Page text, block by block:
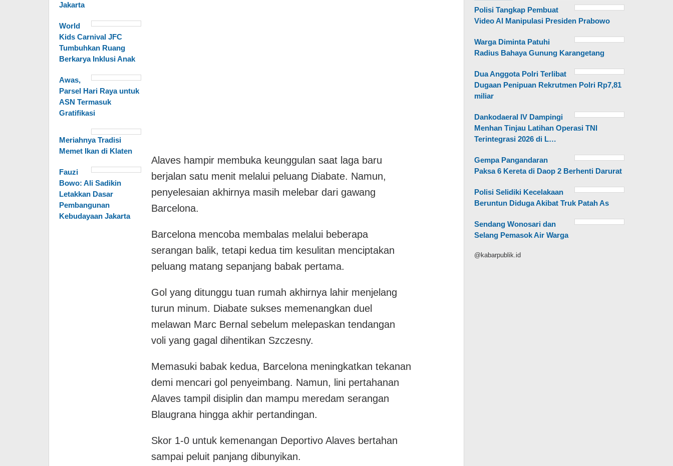
Jakarta
World
Kids Carnival JFC
Tumbuhkan Ruang
Berkarya Inklusi Anak
Awas,
Parsel Hari Raya untuk
ASN Termasuk
Gratifikasi
Meriahnya Tradisi
Memet Ikan di Klaten
Fauzi
Bowo: Ali Sadikin
Letakkan Dasar
Pembangunan
Kebudayaan Jakarta
Alaves hampir membuka keunggulan saat laga baru
berjalan satu menit melalui peluang Diabate. Namun,
penyelesaian akhirnya masih melebar dari gawang
Barcelona.
Barcelona mencoba membalas melalui beberapa
serangan balik, tetapi kedua tim kesulitan menciptakan
peluang matang sepanjang babak pertama.
Gol yang ditunggu tuan rumah akhirnya lahir menjelang
turun minum. Diabate sukses memenangkan duel
melawan Marc Bernal sebelum melepaskan tendangan
voli yang gagal dihentikan Szczesny.
Memasuki babak kedua, Barcelona meningkatkan tekanan
demi mencari gol penyeimbang. Namun, lini pertahanan
Alaves tampil disiplin dan mampu meredam serangan
Blaugrana hingga akhir pertandingan.
Skor 1-0 untuk kemenangan Deportivo Alaves bertahan
sampai peluit panjang dibunyikan.
Polisi Tangkap Pembuat
Video AI Manipulasi Presiden Prabowo
Warga Diminta Patuhi
Radius Bahaya Gunung Karangetang
Dua Anggota Polri Terlibat
Dugaan Penipuan Rekrutmen Polri Rp7,81
miliar
Dankodaeral IV Dampingi
Menhan Tinjau Latihan Operasi TNI
Terintegrasi 2026 di L…
Gempa Pangandaran
Paksa 6 Kereta di Daop 2 Berhenti Darurat
Polisi Selidiki Kecelakaan
Beruntun Diduga Akibat Truk Patah As
Sendang Wonosari dan
Selang Pemasok Air Warga
@kabarpublik.id